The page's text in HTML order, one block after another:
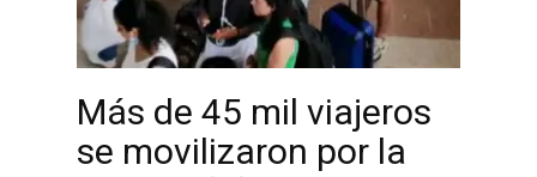
Más de 45 mil viajeros
se movilizaron por la